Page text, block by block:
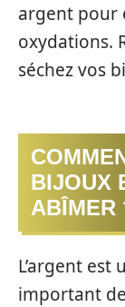
argent pour
oxydations.
séchez vos
BIJOUX
ABÎMER
L’argent
important